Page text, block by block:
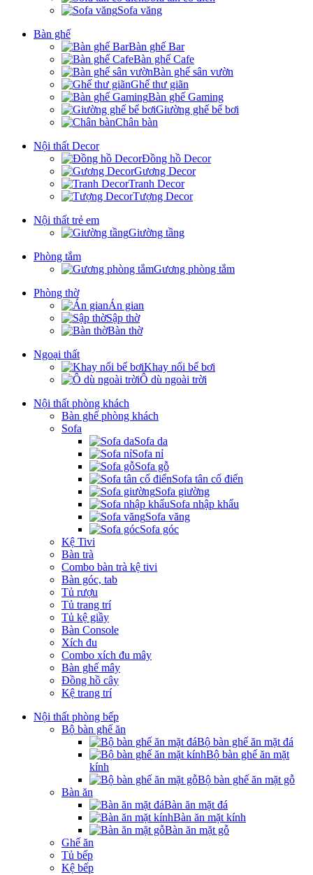
Sofa văng
Bàn ghế
Bàn ghế Bar
Bàn ghế Cafe
Bàn ghế sân vườn
Ghế thư giãn
Bàn ghế Gaming
Giường ghế bể bơi
Chân bàn
Nội thất Decor
Đồng hồ Decor
Gương Decor
Tranh Decor
Tượng Decor
Nội thất trẻ em
Giường tầng
Phòng tắm
Gương phòng tắm
Phòng thờ
Án gian
Sập thờ
Bàn thờ
Ngoại thất
Khay nổi bể bơi
Ô dù ngoài trời
Nội thất phòng khách
Bàn ghế phòng khách
Sofa
Sofa da
Sofa nỉ
Sofa gỗ
Sofa tân cổ điển
Sofa giường
Sofa nhập khẩu
Sofa văng
Sofa góc
Kệ Tivi
Bàn trà
Combo bàn trà kệ tivi
Bàn góc, tab
Tủ rượu
Tủ trang trí
Tủ kệ giầy
Bàn Console
Xích đu
Combo xích đu mây
Bàn ghế mây
Đồng hồ cây
Kệ trang trí
Nội thất phòng bếp
Bộ bàn ghế ăn
Bộ bàn ghế ăn mặt đá
Bộ bàn ghế ăn mặt
kính
Bộ bàn ghế ăn mặt gỗ
Bàn ăn
Bàn ăn mặt đá
Bàn ăn mặt kính
Bàn ăn mặt gỗ
Ghế ăn
Tủ bếp
Kệ bếp